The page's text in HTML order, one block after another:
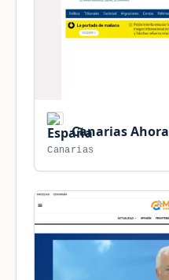
Canarias Ahora
Canarias